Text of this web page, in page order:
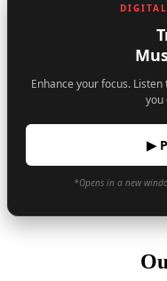
Enhance your focus.
you
▶
*Opens in a new